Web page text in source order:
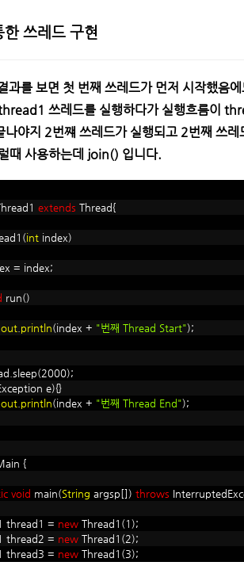
쓰레드 구현
과를 보면 첫 번째 쓰레드가 먼저 시작했음
쓰레드를 실행하다가 실행흐름이
나야지 2번쨰 쓰레드가 실행되고 2번째 쓰
때 사용하는데 join() 입니다.
extends Thread{
intindex)
= index;
run()
out. println(index + "번째 Thread Start");
e){}
out. println(index + "번째 Thread End");
{
void main(String argsp[]) throws
= newThread1(1);
= newThread1(2);
= newThread1(3);